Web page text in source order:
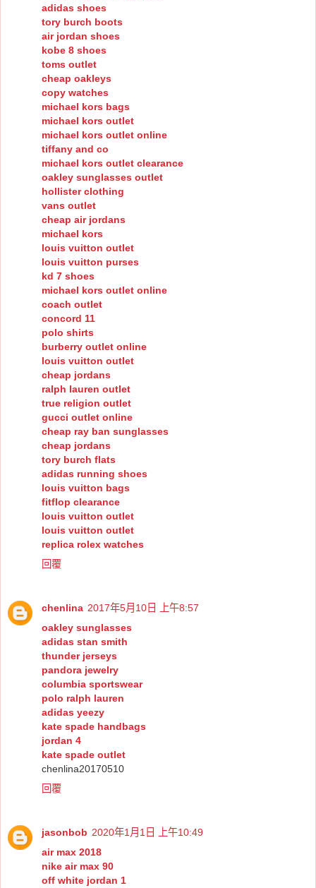
adidas shoes
tory burch boots
air jordan shoes
kobe 8 shoes
toms outlet
cheap oakleys
copy watches
michael kors bags
michael kors outlet
michael kors outlet online
tiffany and co
michael kors outlet clearance
oakley sunglasses outlet
hollister clothing
vans outlet
cheap air jordans
michael kors
louis vuitton outlet
louis vuitton purses
kd 7 shoes
michael kors outlet online
coach outlet
concord 11
polo shirts
burberry outlet online
louis vuitton outlet
cheap jordans
ralph lauren outlet
true religion outlet
gucci outlet online
cheap ray ban sunglasses
cheap jordans
tory burch flats
adidas running shoes
louis vuitton bags
fitflop clearance
louis vuitton outlet
louis vuitton outlet
replica rolex watches
回覆
chenlina 2017年5月10日 上午8:57
oakley sunglasses
adidas stan smith
thunder jerseys
pandora jewelry
columbia sportswear
polo ralph lauren
adidas yeezy
kate spade handbags
jordan 4
kate spade outlet
chenlina20170510
回覆
jasonbob 2020年1月1日 上午10:49
air max 2018
nike air max 90
off white jordan 1